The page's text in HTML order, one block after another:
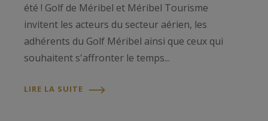
été ! Golf de Méribel et Méribel Tourisme
invitent les acteurs du secteur aérien, les
adhérents du Golf Méribel ainsi que ceux qui
souhaitent s'affronter le temps...
LIRE LA SUITE